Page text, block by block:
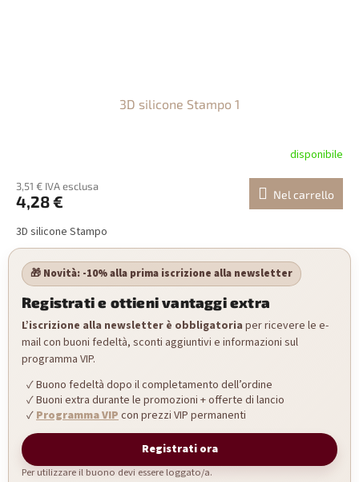
3D silicone Stampo 1
disponibile
3,51 € IVA esclusa
4,28 € Nel carrello
3D silicone Stampo
🎁 Novità: -10% alla prima iscrizione alla newsletter
Registrati e ottieni vantaggi extra
L’iscrizione alla newsletter è obbligatoria per ricevere le e-
mail con buoni fedeltà, sconti aggiuntivi e informazioni sul
programma VIP.
Buono fedeltà dopo il completamento dell’ordine
Buoni extra durante le promozioni + offerte di lancio
Programma VIPcon prezzi VIP permanenti
Registrati ora
Per utilizzare il buono devi essere loggato/a.